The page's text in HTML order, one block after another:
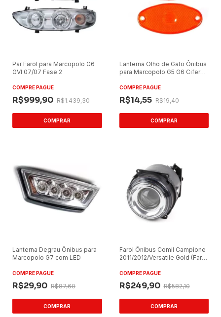
Par Farol para Marcopolo G6
GVI 07/07 Fase 2
COMPRE PAGUE
R$999,90 R$1.439,30
Lanterna Olho de Gato Ônibus
para Marcopolo G5 G6 Ciferal
COMPRE PAGUE
R$14,55 R$19,40
Lanterna Degrau Ônibus para
Marcopolo G7 com LED
COMPRE PAGUE
R$29,90 R$87,60
Farol Ônibus Comil Campione
2011/2012/Versatile Gold (Farol
COMPRE PAGUE
R$249,90 R$582,10